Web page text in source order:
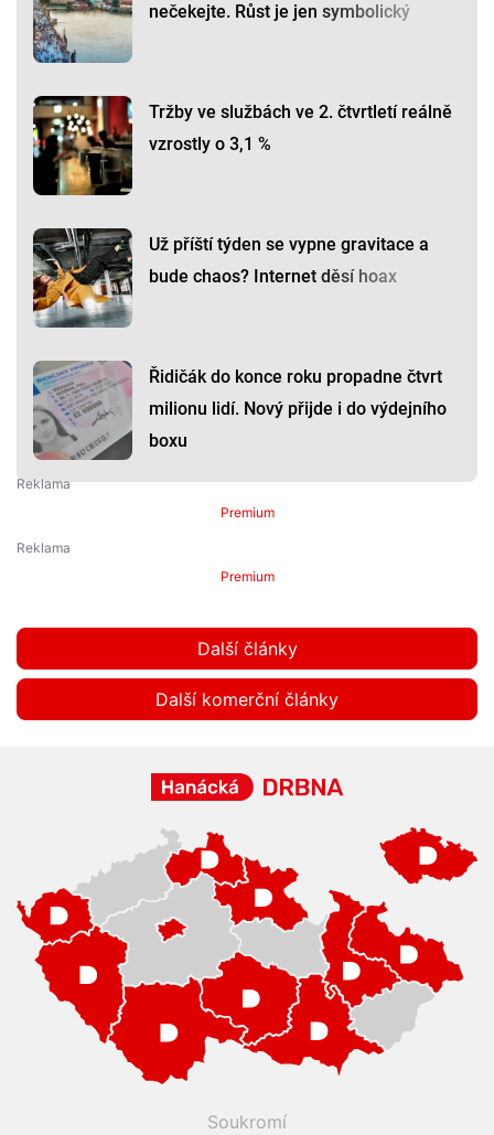
nečekejte. Růst je jen symbolický
Tržby ve službách ve 2. čtvrtletí reálně
vzrostly o 3,1 %
Už příští týden se vypne gravitace a
bude chaos? Internet děsí hoax
Řidičák do konce roku propadne čtvrt
milionu lidí. Nový přijde i do výdejního
boxu
Premium
Premium
Další články
Další komerční články
Soukromí